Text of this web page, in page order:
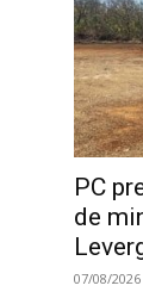
PC
de
07/08/2026